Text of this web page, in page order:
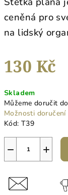
ceněná pro
na lidský
130 Kč
cena:
Skladem
Můžeme doručit
Možnosti doručení
Kód: T39
+
−